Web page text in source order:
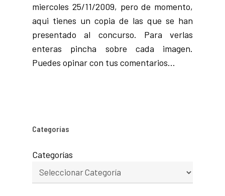
miercoles 25/11/2009, pero de momento,
aqui tienes un copia de las que se han
presentado al concurso. Para verlas
enteras pincha sobre cada imagen.
Puedes opinar con tus comentarios…
Categorías
Categorías